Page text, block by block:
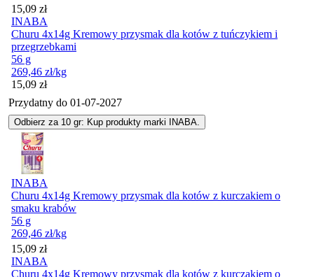
Cena
15,09 zł
INABA
Churu 4x14g Kremowy przysmak dla kotów z tuńczykiem i
przegrzebkami
56 g
269,46 zł/kg
Cena
15,09 zł
Przydatny do 01-07-2027
Odbierz za 10 gr: Kup produkty marki INABA.
INABA
Churu 4x14g Kremowy przysmak dla kotów z kurczakiem o
smaku krabów
56 g
269,46 zł/kg
Cena
15,09 zł
INABA
Churu 4x14g Kremowy przysmak dla kotów z kurczakiem o